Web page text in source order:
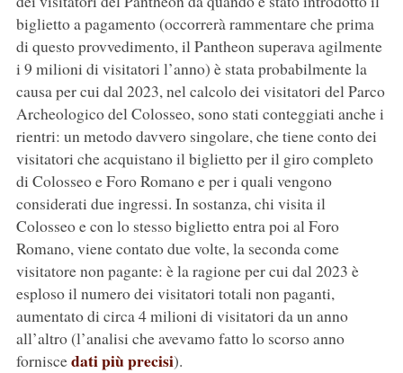
biglietto a pagamento (occorrerà rammentare che prima
di questo provvedimento, il Pantheon superava agilmente
i 9 milioni di visitatori l’anno) è stata probabilmente la
causa per cui dal 2023, nel calcolo dei visitatori del Parco
Archeologico del Colosseo, sono stati conteggiati anche i
rientri: un metodo davvero singolare, che tiene conto dei
visitatori che acquistano il biglietto per il giro completo
di Colosseo e Foro Romano e per i quali vengono
considerati due ingressi. In sostanza, chi visita il
Colosseo e con lo stesso biglietto entra poi al Foro
Romano, viene contato due volte, la seconda come
visitatore non pagante: è la ragione per cui dal 2023 è
esploso il numero dei visitatori totali non paganti,
aumentato di circa 4 milioni di visitatori da un anno
all’altro (l’analisi che avevamo fatto lo scorso anno
forniscedati più precisi).